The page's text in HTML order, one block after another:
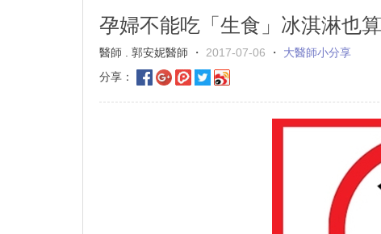
孕婦不能吃「生食」冰淇淋也
醫師 . 郭安妮醫師 ・ 2017-07-06 ・ 大醫師小分享
分享：